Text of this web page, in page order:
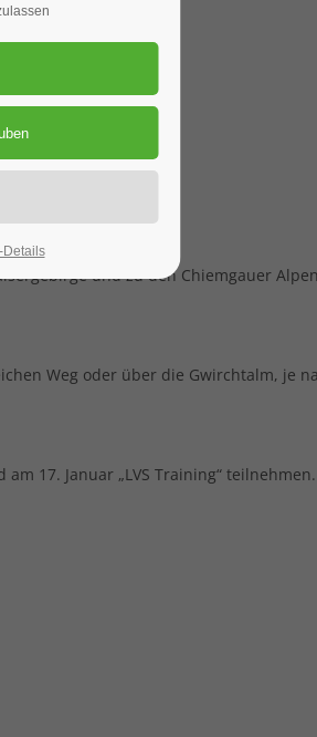
IM KAISERWINKL
und zu den Chiemgauer
Weg oder über die Gwirchtalm, je
17. Januar „LVS Training“ teilnehmen.